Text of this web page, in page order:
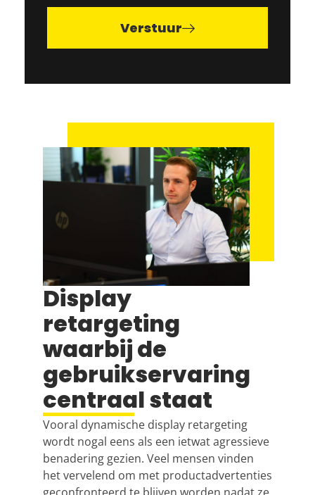
Verstuur
Display
retargeting
waarbij de
gebruikservaring
centraal staat
Vooral dynamische display retargeting
wordt nogal eens als een ietwat agressieve
benadering gezien. Veel mensen vinden
het vervelend om met productadvertenties